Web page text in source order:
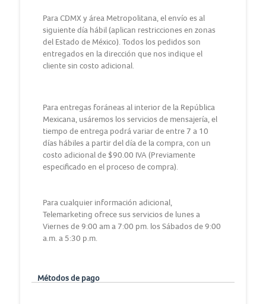
Para CDMX y área Metropolitana, el envío es al
siguiente día hábil (aplican restricciones en zonas
del Estado de México). Todos los pedidos son
entregados en la dirección que nos indique el
cliente sin costo adicional.
Para entregas foráneas al interior de la República
Mexicana, usáremos los servicios de mensajería, el
tiempo de entrega podrá variar de entre 7 a 10
días hábiles a partir del día de la compra, con un
costo adicional de $90.00 IVA (Previamente
especificado en el proceso de compra).
Para cualquier información adicional,
Telemarketing ofrece sus servicios de lunes a
Viernes de 9:00 am a 7:00 pm. los Sábados de 9:00
a.m. a 5:30 p.m.
Métodos de pago